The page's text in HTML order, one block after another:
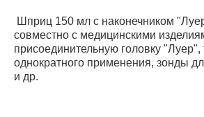
Шприц 150 мл с наконечником
совместно с медицинскими
присоединительную головку "Луер",
однократного применения, зонды
и др.